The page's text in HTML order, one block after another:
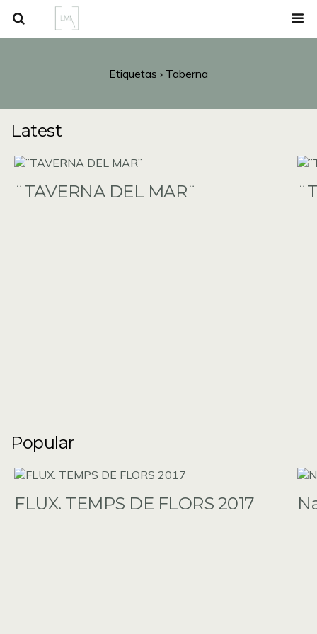
Etiquetas › Taberna
Latest
¨TAVERNA DEL MAR¨
Popular
FLUX. TEMPS DE FLORS 2017